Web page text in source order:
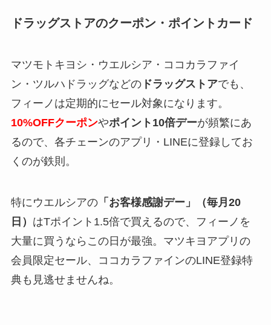
ドラッグストアのクーポン・ポイントカード
マツモトキヨシ・ウエルシア・ココカラファイ
ン・ツルハドラッグなどのドラッグストアでも、
フィーノは定期的にセール対象になります。
10%OFFクーポンやポイント10倍デーが頻繁にあ
るので、各チェーンのアプリ・LINEに登録してお
くのが鉄則。
特にウエルシアの「お客様感謝デー」（毎月20
日） はTポイント1.5倍で買えるので、フィーノを
大量に買うならこの日が最強。マツキヨアプリの
会員限定セール、ココカラファインのLINE登録特
典も見逃せませんね。